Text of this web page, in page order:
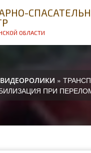
ОБЛАСТИ
ВИДЕОРОЛИКИ »
ПРИ